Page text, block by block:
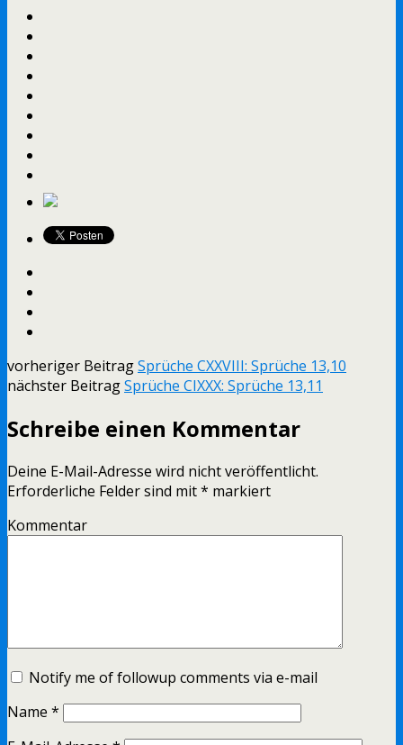
vorheriger BeitragSprüche CXXVIII: Sprüche 13,10
nächster BeitragSprüche CIXXX: Sprüche 13,11
Schreibe einen Kommentar
Deine E-Mail-Adresse wird nicht veröffentlicht.
Erforderliche Felder sind mit* markiert
Kommentar
Notify me of followup comments via e-mail
Name *